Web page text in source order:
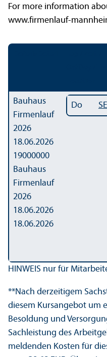
For more information
www.firmenlauf-
Bauhaus
Firmenlauf
2026
18.06.2026
19000000
Bauhaus
Firmenlauf
2026
18.06.2026
18.06.2026
Do
HINWEIS nur für
**Nach derzeitigem
diesem Kursangebot um
Besoldung und
Sachleistung des
meldenden Kosten für